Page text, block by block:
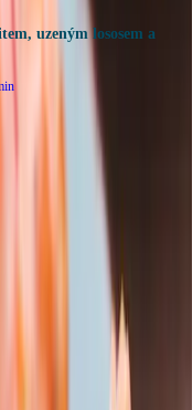
uzeným lososem a
s